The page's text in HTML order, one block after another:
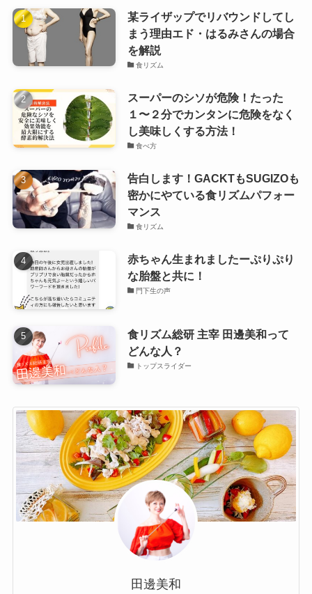
某ライザップでリバウンドしてし
まう理由エド・はるみさんの場合
を解説
食リズム
スーパーのシソが危険！たった
１〜２分でカンタンに危険をなく
し美味しくする方法！
食べ方
告白します！GACKTもSUGIZOも
密かにやている食リズムパフォー
マンス
食リズム
赤ちゃん生まれましたーぷりぷり
な胎盤と共に！
門下生の声
食リズム総研 主宰 田邊美和って
どんな人？
トップスライダー
田邊美和